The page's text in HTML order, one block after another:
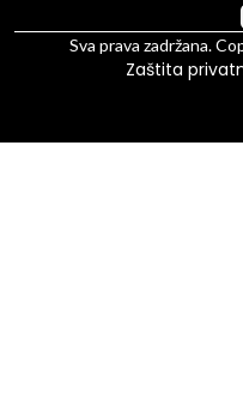
Sva prava zadržana.
Zaštita